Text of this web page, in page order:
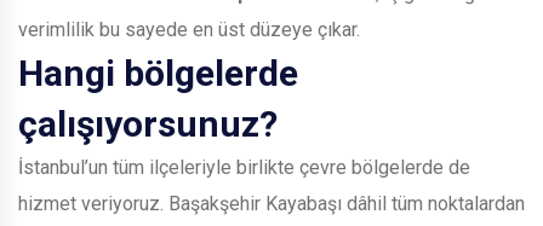
verimlilik bu sayede en üst düzeye çıkar.
Hangi bölgelerde
çalışıyorsunuz?
İstanbul’un tüm ilçeleriyle birlikte çevre bölgelerde de
hizmet veriyoruz. Başakşehir Kayabaşı dâhil tüm noktalardan